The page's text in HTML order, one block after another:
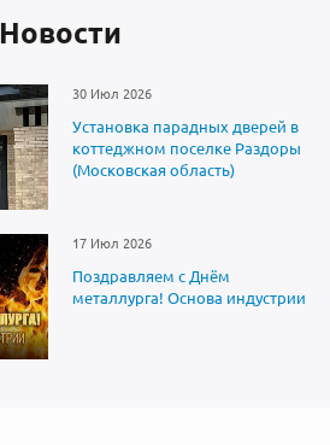
Новоcти
30 Июл 2026
Установка парадных дверей в
коттеджном поселке Раздоры
(Московская область)
17 Июл 2026
Поздравляем с Днём
металлурга! Основа индустрии